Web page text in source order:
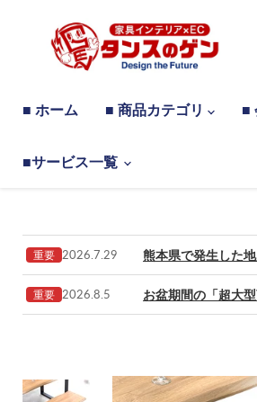
■ ホーム ■ 商品カテゴリ ■
■サービス一覧
重要 2026.7.29 熊本県で発生した
重要 2026.8.5 お盆期間の「超大